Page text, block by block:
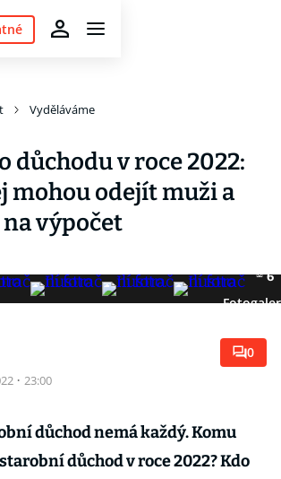
Vyděláváme
důchodu v roce 2022:
mohou odejít muži a
na výpočet
6
· 23:00
0
důchod nemá každý. Komu
důchod v roce 2022? Kdo